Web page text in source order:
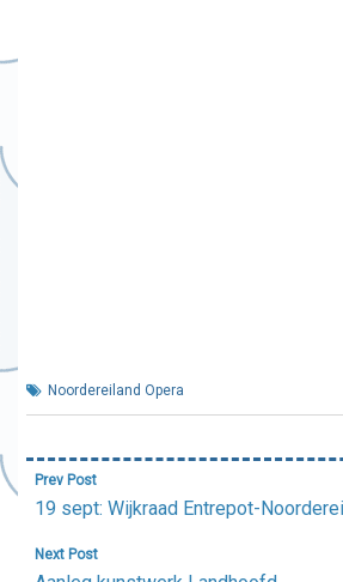
Noordereiland Opera
Bericht
navigatie
Prev Post
19 sept: Wijkraad Entrepot-
Next Post